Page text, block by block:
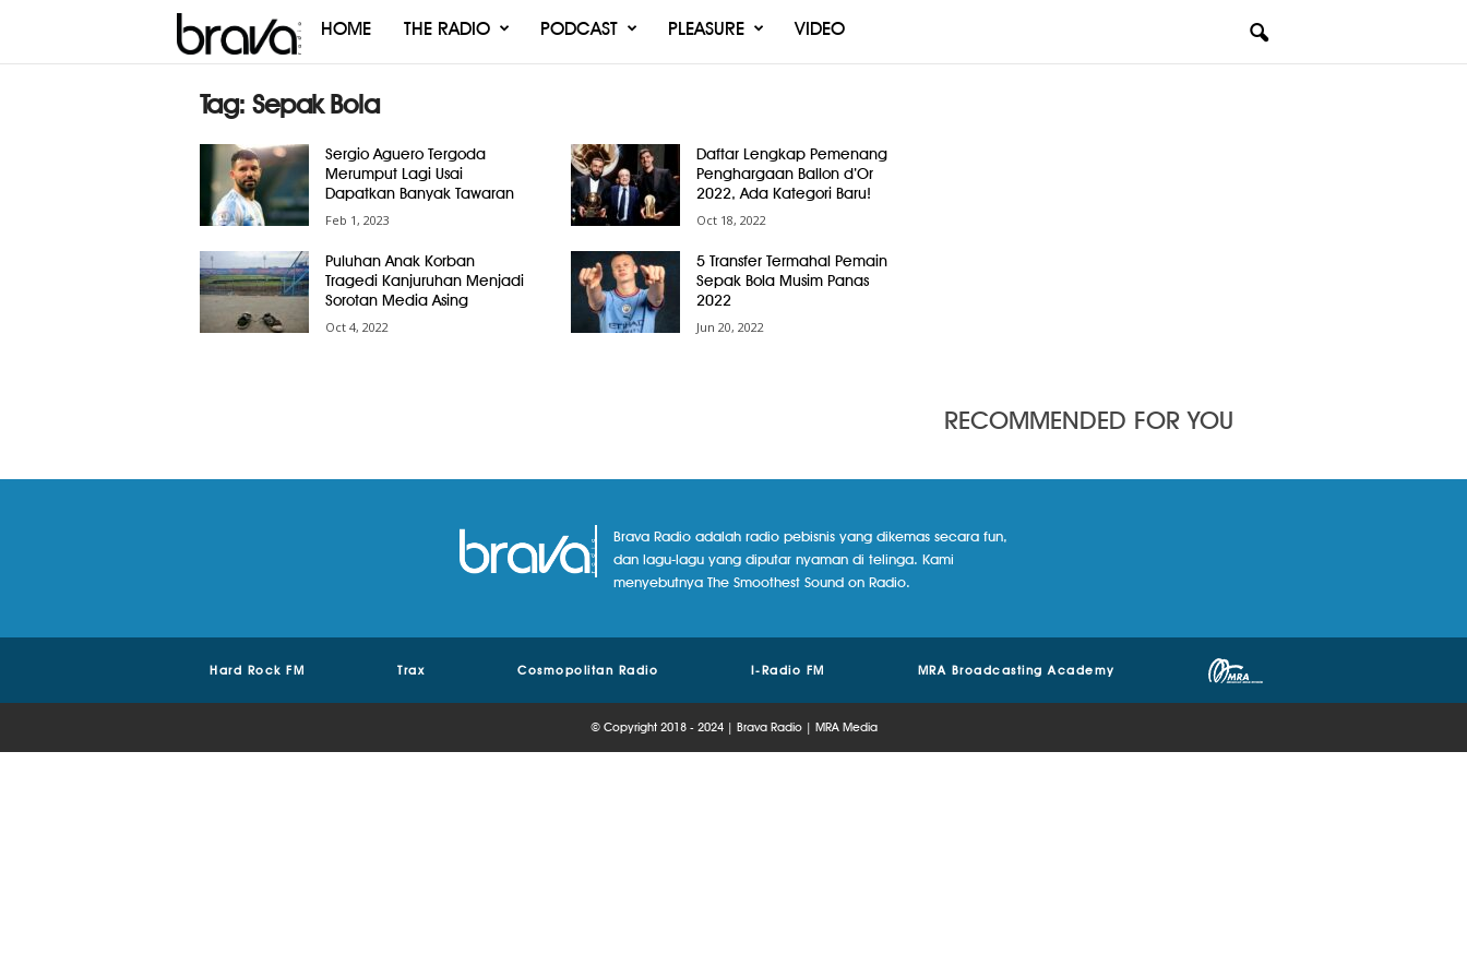
Brava
HOME THE RADIO PODCAST PLEASURE VIDEO
Tag: Sepak Bola
Sergio Aguero Tergoda
Merumput Lagi Usai
Dapatkan Banyak Tawaran
Feb 1, 2023
Daftar Lengkap Pemenang
Penghargaan Ballon d’Or
2022, Ada Kategori Baru!
Oct 18, 2022
Puluhan Anak Korban
Tragedi Kanjuruhan Menjadi
Sorotan Media Asing
Oct 4, 2022
5 Transfer Termahal Pemain
Sepak Bola Musim Panas
2022
Jun 20, 2022
RECOMMENDED FOR YOU
Brava Radio adalah radio pebisnis yang dikemas secara fun,
dan lagu-lagu yang diputar nyaman di telinga. Kami
menyebutnya The Smoothest Sound on Radio.
Hard Rock FM Trax Cosmopolitan Radio I-Radio FM MRA Broadcasting Academy
© Copyright 2018 - 2024 | Brava Radio | MRA Media